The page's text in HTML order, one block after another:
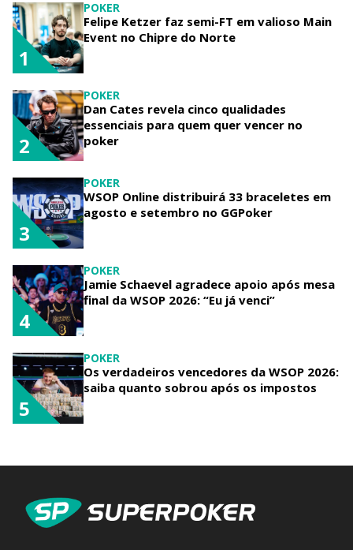
POKER
Felipe Ketzer faz semi-FT em valioso Main
Event no Chipre do Norte
1
POKER
Dan Cates revela cinco qualidades
essenciais para quem quer vencer no
poker
2
POKER
WSOP Online distribuirá 33 braceletes em
agosto e setembro no GGPoker
3
POKER
Jamie Schaevel agradece apoio após mesa
final da WSOP 2026: “Eu já venci”
4
POKER
Os verdadeiros vencedores da WSOP 2026:
saiba quanto sobrou após os impostos
5